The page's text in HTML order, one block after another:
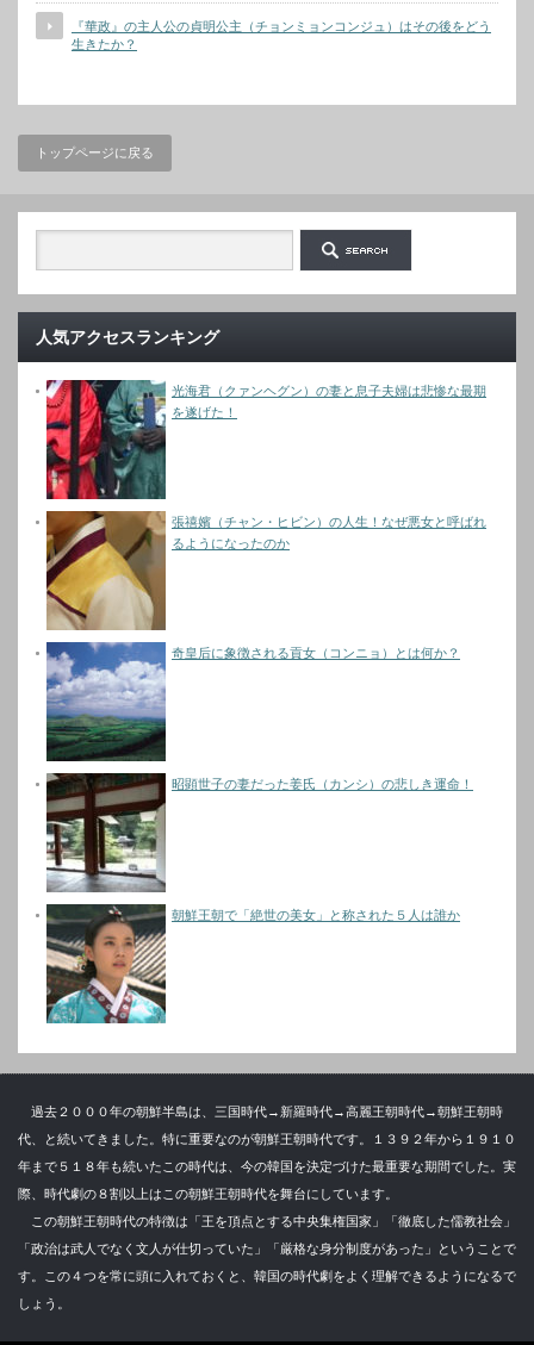
『華政』の主人公の貞明公主（チョンミョンコンジュ）はその後をどう
生きたか？
トップページに戻る
人気アクセスランキング
光海君（クァンヘグン）の妻と息子夫婦は悲惨な最期
を遂げた！
張禧嬪（チャン・ヒビン）の人生！なぜ悪女と呼ばれ
るようになったのか
奇皇后に象徴される貢女（コンニョ）とは何か？
昭顕世子の妻だった姜氏（カンシ）の悲しき運命！
朝鮮王朝で「絶世の美女」と称された５人は誰か
過去２０００年の朝鮮半島は、三国時代→新羅時代→高麗王朝時代→朝鮮王朝時
代、と続いてきました。特に重要なのが朝鮮王朝時代です。１３９２年から１９１０
年まで５１８年も続いたこの時代は、今の韓国を決定づけた最重要な期間でした。実
際、時代劇の８割以上はこの朝鮮王朝時代を舞台にしています。
この朝鮮王朝時代の特徴は「王を頂点とする中央集権国家」「徹底した儒教社会」
「政治は武人でなく文人が仕切っていた」「厳格な身分制度があった」ということで
す。この４つを常に頭に入れておくと、韓国の時代劇をよく理解できるようになるで
しょう。